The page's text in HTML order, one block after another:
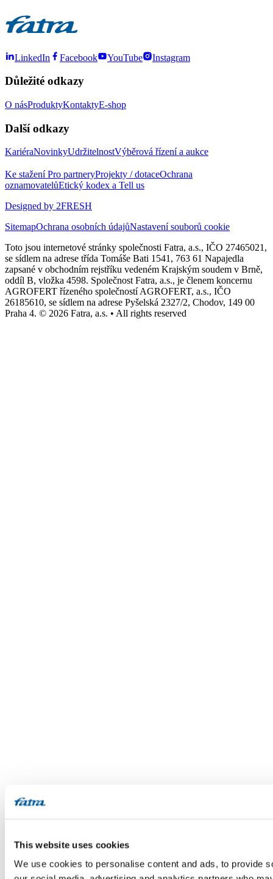
This website uses cookies
We use cookies to personalise content and ads, to provide
LinkedIn Facebook YouTube Instagram
Důležité odkazy
O násProduktyKontaktyE-shop
Další odkazy
KariéraNovinkyUdržitelnostVýběrová řízení a aukce
Ke staženíPro partneryProjekty / dotaceOchrana
oznamovatelůEtický kodex a Tell us
Designed by 2FRESH
SitemapOchrana osobních údajůNastavení souborů cookie
Toto jsou internetové stránky společnosti Fatra, a.s., IČO 27465021,
se sídlem na adrese třída Tomáše Bati 1541, 763 61 Napajedla
zapsané v obchodním rejstříku vedeném Krajským soudem v Brně,
oddíl B, vložka 4598. Společnost Fatra, a.s., je členem koncernu
AGROFERT řízeného společností AGROFERT, a.s., IČO
26185610, se sídlem na adrese Pyšelská 2327/2, Chodov, 149 00
Praha 4. © 2026 Fatra, a.s. • All rights reserved